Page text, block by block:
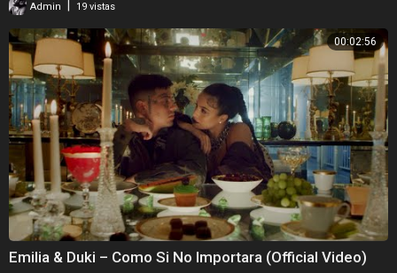
Admin | 19 vistas
00:02:56
Emilia & Duki – Como Si No Importara (Official Video)